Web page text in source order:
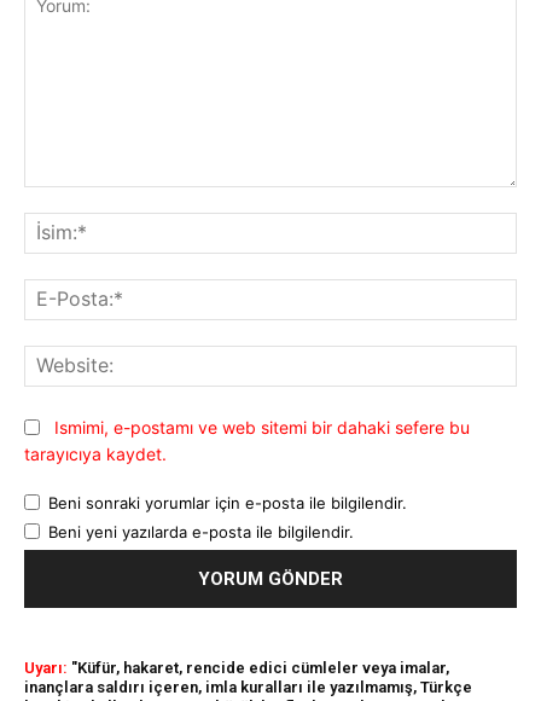
Ismimi, e-postamı ve web sitemi bir dahaki sefere bu
tarayıcıya kaydet.
Beni sonraki yorumlar için e-posta ile bilgilendir.
Beni yeni yazılarda e-posta ile bilgilendir.
Uyarı: "Küfür, hakaret, rencide edici cümleler veya imalar,
inançlara saldırı içeren, imla kuralları ile yazılmamış, Türkçe